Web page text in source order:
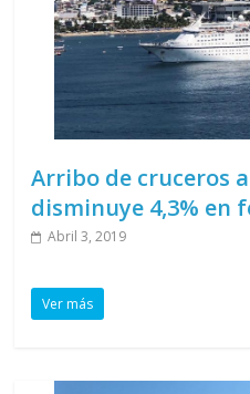
Arribo de cruceros
disminuye 4,3% en
Abril 3, 2019
Ver más